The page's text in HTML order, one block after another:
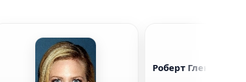
Роберт Гленистер